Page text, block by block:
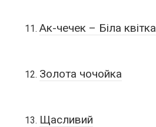
Ак-чечек – Біла квітка
Золота чочойка
Щасливий